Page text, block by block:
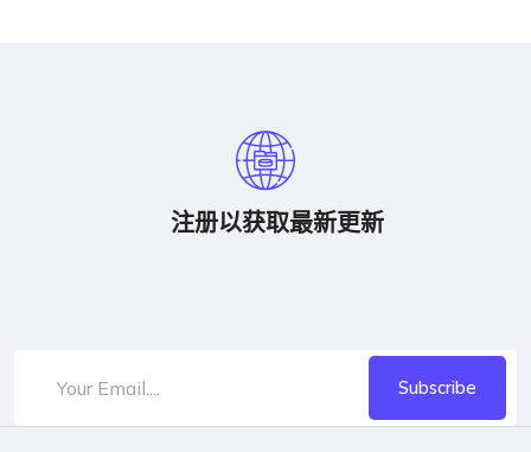
注册以获取最新更新
Subscribe